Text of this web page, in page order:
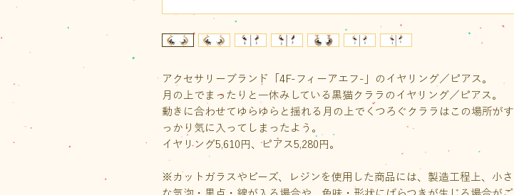
アクセサリーブランド「4F-フィーアエフ-」のイヤリング／ピアス。
月の上でまったりと一休みしている黒猫クララのイヤリング／ピアス。
動きに合わせてゆらゆらと揺れる月の上でくつろぐクララはこの場所がす
っかり気に入ってしまったよう。
イヤリング5,610円、ピアス5,280円。
※カットガラスやビーズ、レジンを使用した商品には、製造工程上、小さ